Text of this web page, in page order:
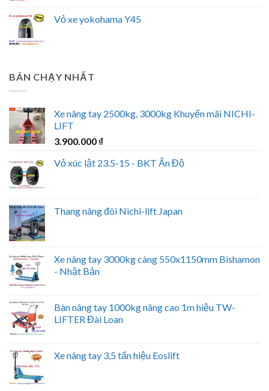
Vỏ xe yokohama Y45
BÁN CHẠY NHẤT
Xe nâng tay 2500kg, 3000kg Khuyến mãi NICHI-
LIFT
3.900.000 ₫
Vỏ xúc lật 23.5-15 - BKT Ấn Độ
Thang nâng đôi Nichi-lift Japan
Xe nâng tay 3000kg càng 550x1150mm Bishamon
- Nhật Bản
Bàn nâng tay 1000kg nâng cao 1m hiệu TW-
LIFTER Đài Loan
Xe nâng tay 3,5 tấn hiệu Eoslift